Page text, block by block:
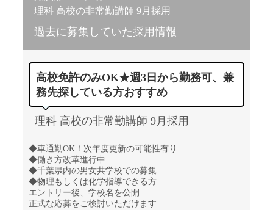
理科 高校の非常勤講師 9月採用
過去に募集していた採用情報
高校免許のみOK★週3日から勤務可、兼
務先探している方おすすめ
理科 高校の非常勤講師 9月採用
◆車通勤OK！次年度更新の可能性有り
◆働き方改革進行中
◆千葉県内の男女共学校での募集
◆物理もしくは化学指導できる方
エントリー後、学校名を公開
正式な応募をご検討いただけます